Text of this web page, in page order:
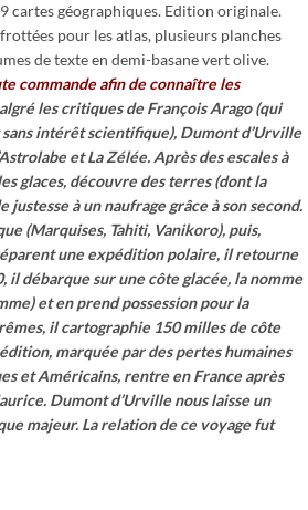
cartes géographiques. Edition originale.
pour les atlas, plusieurs planches
de texte en demi-basane vert olive.
commande afin de connaître les
les critiques de François Arago (qui
intérêt scientifique), Dumont d’Urville
et La Zélée. Après des escales à
glaces, découvre des terres (dont la
à un naufrage grâce à son second.
(Marquises, Tahiti, Vanikoro), puis,
une expédition polaire, il retourne
il débarque sur une côte glacée, la nomme
et en prend possession pour la
il cartographie 150 milles de côte
marquée par des pertes humaines
et Américains, rentre en France après
Dumont d’Urville nous laisse un
majeur. La relation de ce voyage fut